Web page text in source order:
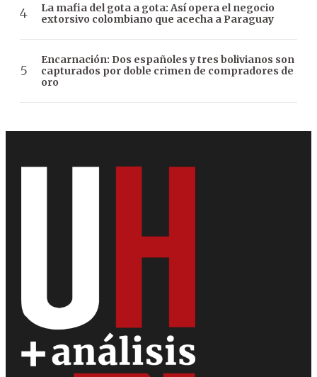
La mafia del gota a gota: Así opera el negocio
extorsivo colombiano que acecha a Paraguay
Encarnación: Dos españoles y tres bolivianos son
capturados por doble crimen de compradores de
oro